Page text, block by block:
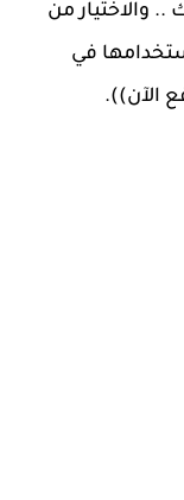
.. والاختيار من
في
الآن)).